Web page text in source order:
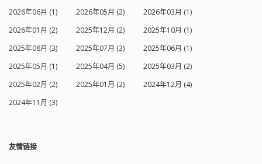
2026年06月 (1) 2026年05月 (2)
2026年03月 (1)
2026年01月 (2)
2025年12月 (2)
2025年10月 (1)
2025年08月 (3)
2025年07月 (3)
2025年06月 (1)
2025年05月 (1)
2025年04月 (5)
2025年03月 (2)
2025年02月 (2)
2025年01月 (2)
2024年12月 (4)
2024年11月 (3)
友情链接